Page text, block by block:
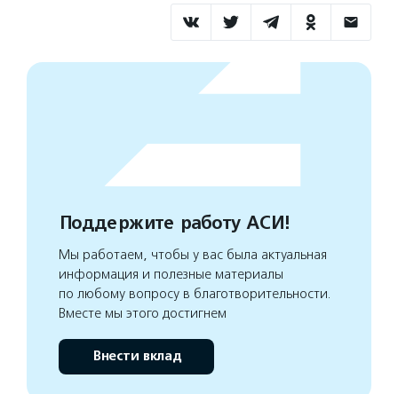
Поддержите работу АСИ!
Мы работаем, чтобы у вас была актуальная
информация и полезные материалы
по любому вопросу в благотворительности.
Вместе мы этого достигнем
Внести вклад